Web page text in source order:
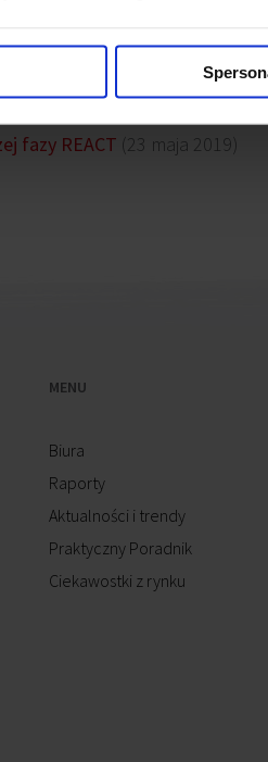
fazy REACT (23 maja 2019)
MENU
Biura
Raporty
Aktualności i trendy
Praktyczny Poradnik
Ciekawostki z rynku